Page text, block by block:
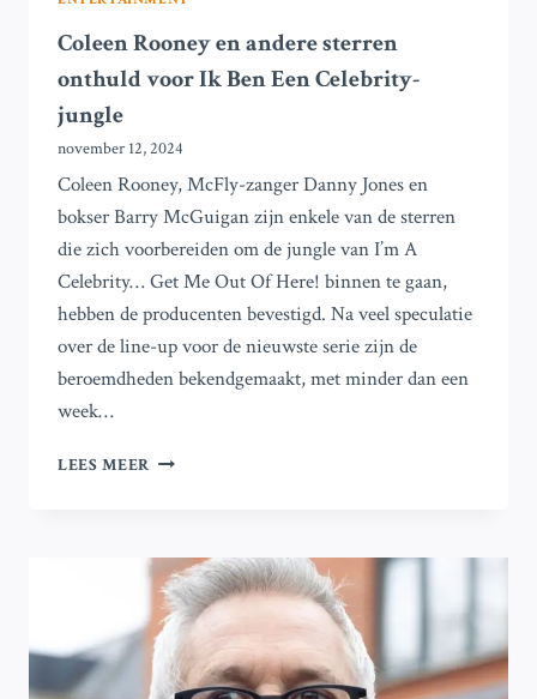
Coleen Rooney en andere sterren
onthuld voor Ik Ben Een Celebrity-
jungle
november 12, 2024
Coleen Rooney, McFly-zanger Danny Jones en
bokser Barry McGuigan zijn enkele van de sterren
die zich voorbereiden om de jungle van I’m A
Celebrity… Get Me Out Of Here! binnen te gaan,
hebben de producenten bevestigd. Na veel speculatie
over de line-up voor de nieuwste serie zijn de
beroemdheden bekendgemaakt, met minder dan een
week…
LEES MEER COLEEN
STERREN
ONTHULD
VOOR
IK
BEN
EEN